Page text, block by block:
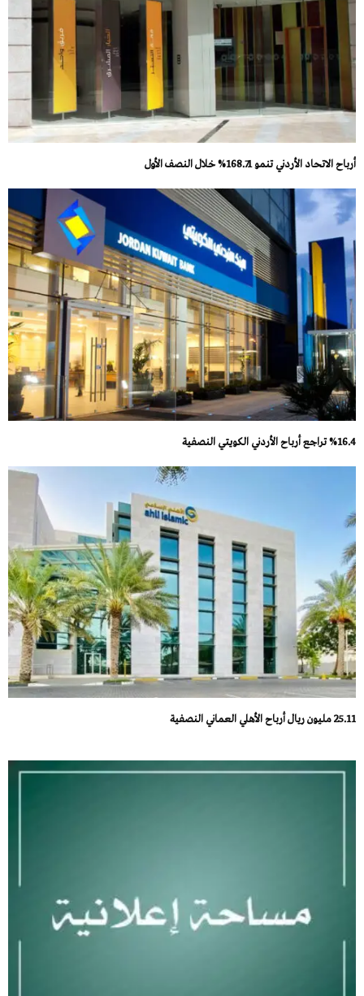
أرباح الاتحاد الأردني تنمو 168.71% خلال النصف الأول
%16.4 تراجع أرباح الأردني الكويتي النصفية
25.11 مليون ريال أرباح الأهلي العماني النصفية